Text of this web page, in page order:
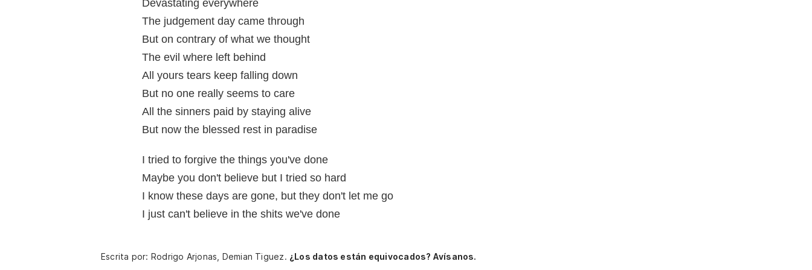
Devastating everywhere
The judgement day came through
But on contrary of what we thought
The evil where left behind
All yours tears keep falling down
But no one really seems to care
All the sinners paid by staying alive
But now the blessed rest in paradise
I tried to forgive the things you've done
Maybe you don't believe but I tried so hard
I know these days are gone, but they don't let me go
I just can't believe in the shits we've done
Escrita por: Rodrigo Arjonas, Demian Tiguez. ¿Los datos están equivocados? Avísanos.